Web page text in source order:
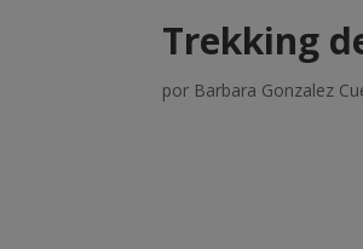
Trekking
por Barbara Gonzalez